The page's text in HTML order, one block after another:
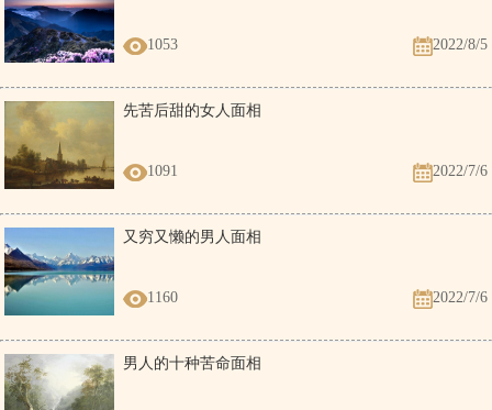
1053 2022/8/5
先苦后甜的女人面相
1091 2022/7/6
又穷又懒的男人面相
1160 2022/7/6
男人的十种苦命面相